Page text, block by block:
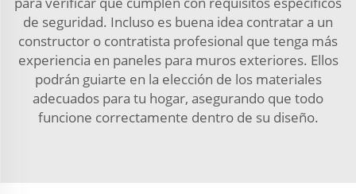
de seguridad. Incluso es buena idea contratar a un
constructor o contratista profesional que tenga más
experiencia en paneles para muros exteriores. Ellos
podrán guiarte en la elección de los materiales
adecuados para tu hogar, asegurando que todo
funcione correctamente dentro de su diseño.